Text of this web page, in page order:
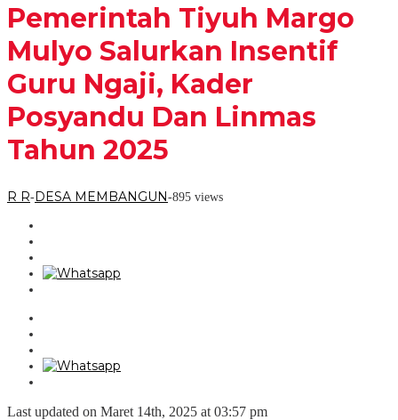
Pemerintah Tiyuh Margo
Mulyo Salurkan Insentif
Guru Ngaji, Kader
Posyandu Dan Linmas
Tahun 2025
R R-DESA MEMBANGUN-895 views
Last updated on Maret 14th, 2025 at 03:57 pm